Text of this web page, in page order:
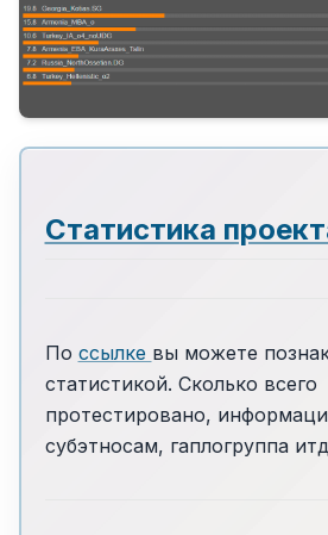
Статистика
По ссылке вы можете
статистикой. Сколько всего
протестировано,
субэтносам, гаплогруппа